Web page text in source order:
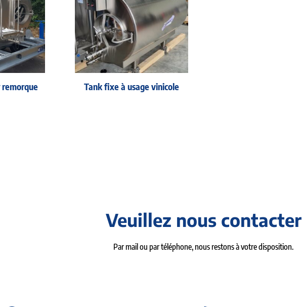
Tank fixe à usage vinicole
Veuillez nous contacter
Par mail ou par téléphone, nous restons à votre disposition.